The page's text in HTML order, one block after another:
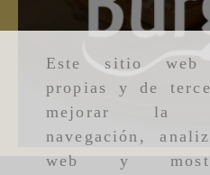
Este sitio web
propias y de
mejorar la
navegación,
web y